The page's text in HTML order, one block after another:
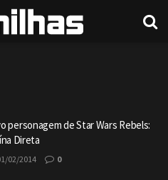
personagem de Star Wars Rebels:
Direta
02/2014 0